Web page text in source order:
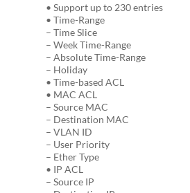
• Support up to 230 entries
• Time-Range
– Time Slice
– Week Time-Range
– Absolute Time-Range
– Holiday
• Time-based ACL
• MAC ACL
– Source MAC
– Destination MAC
– VLAN ID
– User Priority
– Ether Type
• IP ACL
– Source IP